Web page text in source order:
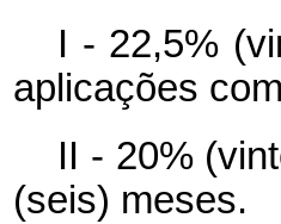
I - 22,5%
aplicações
II - 20%
(seis) meses.